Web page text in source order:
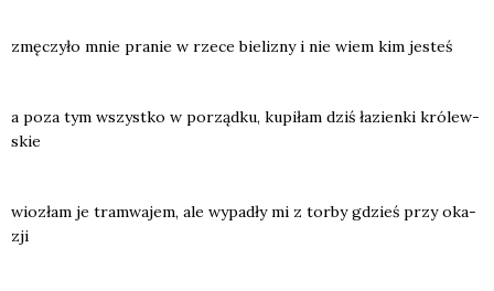
zmę­czy­ło mnie pra­nie w rze­ce bie­li­zny i nie wiem kim jesteś
a poza tym wszyst­ko w porząd­ku, kupi­łam dziś łazien­ki kró­lew­
skie
wio­złam je tram­wa­jem, ale wypa­dły mi z tor­by gdzieś przy oka­
zji